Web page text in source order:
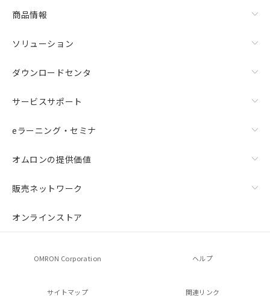
商品情報
ソリューション
ダウンロードセンタ
サービスサポート
eラーニング・セミナ
オムロンの提供価値
販売ネットワーク
オンラインストア
OMRON Corporation ヘルプ
サイトマップ 関連リンク
空 マイパーツ機能（部品リスト作成サー
メンバーズにご登録されている必要が
あります。
登録された部品リストについて、当社
品・サービスに関するお客様との取
をご了承ください。
用者の範囲」に記載されている法人を